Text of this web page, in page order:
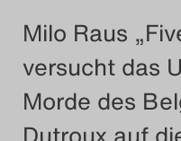
Das
Das
Milo Raus
versucht das
Morde des